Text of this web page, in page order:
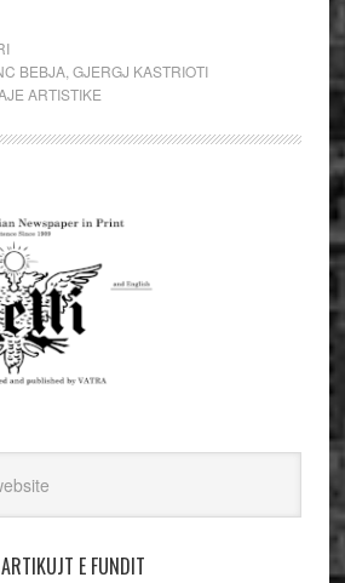
BEBJA, GJERGJ KASTRIOTI
ARTISTIKE
ARTIKUJT E FUNDIT